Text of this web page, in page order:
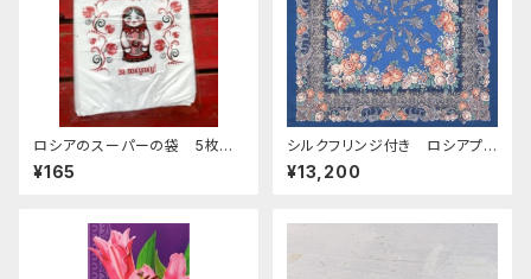
ロシアのスーパーの袋 5枚セ
ット "マトリョーシカ"
¥165
シルクフリンジ付き ロシアプラ
トーク「ベッドタイムストーリー」
125x125 cm
¥13,200